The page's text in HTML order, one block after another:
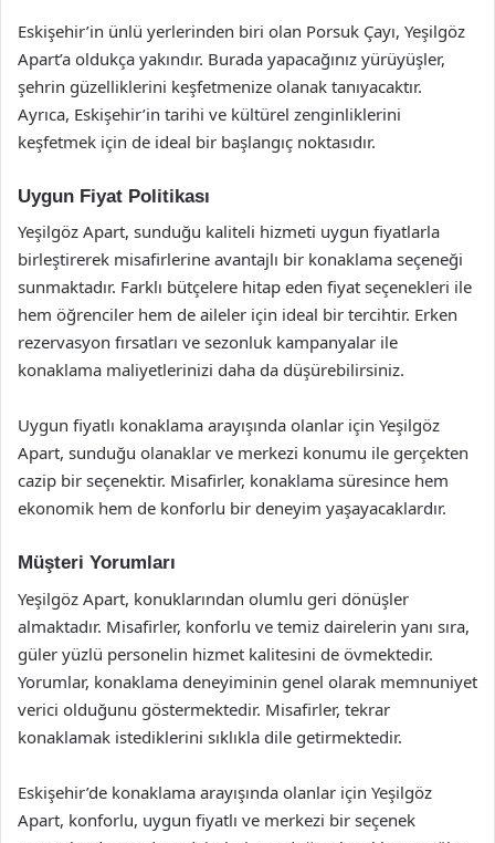
Eskişehir’in ünlü yerlerinden biri olan Porsuk Çayı, Yeşilgöz
Apart’a oldukça yakındır. Burada yapacağınız yürüyüşler,
şehrin güzelliklerini keşfetmenize olanak tanıyacaktır.
Ayrıca, Eskişehir’in tarihi ve kültürel zenginliklerini
keşfetmek için de ideal bir başlangıç noktasıdır.
Uygun Fiyat Politikası
Yeşilgöz Apart, sunduğu kaliteli hizmeti uygun fiyatlarla
birleştirerek misafirlerine avantajlı bir konaklama seçeneği
sunmaktadır. Farklı bütçelere hitap eden fiyat seçenekleri ile
hem öğrenciler hem de aileler için ideal bir tercihtir. Erken
rezervasyon fırsatları ve sezonluk kampanyalar ile
konaklama maliyetlerinizi daha da düşürebilirsiniz.
Uygun fiyatlı konaklama arayışında olanlar için Yeşilgöz
Apart, sunduğu olanaklar ve merkezi konumu ile gerçekten
cazip bir seçenektir. Misafirler, konaklama süresince hem
ekonomik hem de konforlu bir deneyim yaşayacaklardır.
Müşteri Yorumları
Yeşilgöz Apart, konuklarından olumlu geri dönüşler
almaktadır. Misafirler, konforlu ve temiz dairelerin yanı sıra,
güler yüzlü personelin hizmet kalitesini de övmektedir.
Yorumlar, konaklama deneyiminin genel olarak memnuniyet
verici olduğunu göstermektedir. Misafirler, tekrar
konaklamak istediklerini sıklıkla dile getirmektedir.
Eskişehir’de konaklama arayışında olanlar için Yeşilgöz
Apart, konforlu, uygun fiyatlı ve merkezi bir seçenek